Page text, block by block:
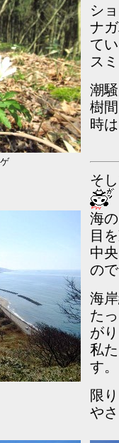
シ
ナ
て
ス
潮
樹
時
そ
海
目
中
の
海
た
が
私
す。
限
や